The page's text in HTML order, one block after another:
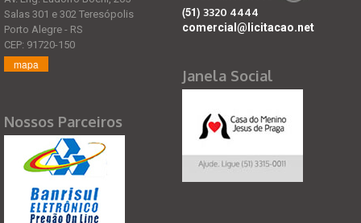
Salas 301 e 302 Teresópolis
Porto Alegre - RS
CEP: 91720-150
mapa
Nossos Parceiros
(51) 3320 4444
comercial@licitacao.net
Janela Social